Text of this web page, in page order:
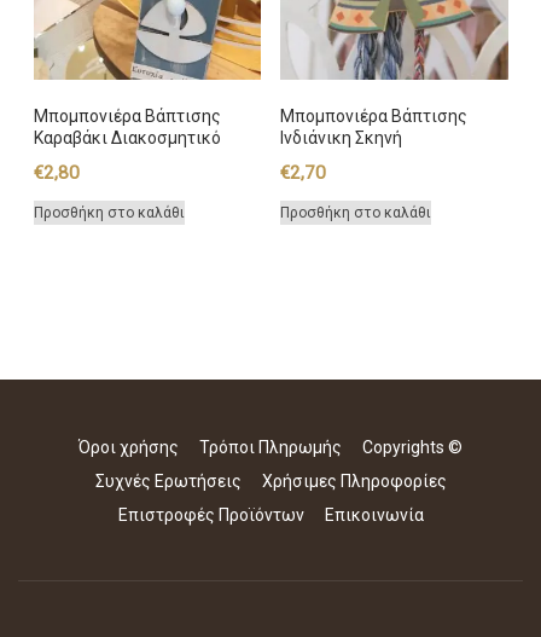
Μπομπονιέρα Βάπτισης
Καραβάκι Διακοσμητικό
€2,80
Προσθήκη στο καλάθι
Μπομπονιέρα Βάπτισης
Ινδιάνικη Σκηνή
€2,70
Προσθήκη στο καλάθι
Όροι χρήσης Τρόποι Πληρωμής
Copyrights ©
Συχνές Ερωτήσεις
Χρήσιμες Πληροφορίες
Επιστροφές Προϊόντων
Επικοινωνία